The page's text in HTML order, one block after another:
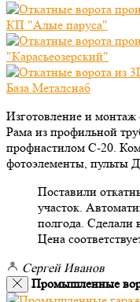
Изготовление и монтаж
Рама из профильной
профнастилом С-20.
фотоэлементы, пульты
Поставили
участок.
полгода. Сделали
Цена
Сергей Иванов
Промышленные